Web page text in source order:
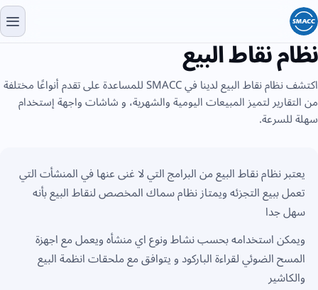
نظام نقاط البيع
اكتشف نظام نقاط البيع لدينا في SMACC للمساعدة على تقدم أنواعًا مختلفة
من التقارير لتميز المبيعات اليومية والشهرية، و شاشات واجهة إستخدام
سهلة للسرعة.
يعتبر نظام نقاط البيع من البرامج التي لا غنى عنها في المنشأت التي
تعمل ببيع التجزئه ويمتاز نظام سماك المخصص لنقاط البيع بأنه
سهل جدا
ويمكن استخدامه بحسب نشاط ونوع اي منشأه ويعمل مع اجهزة
المسح الضوئي لقراءة الباركود و يتوافق مع ملحقات انظمة البيع
والكاشير